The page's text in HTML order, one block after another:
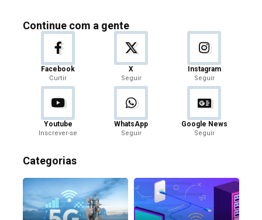
Continue com a gente
Facebook
Curtir
X
Seguir
Instagram
Seguir
Youtube
Inscrever-se
WhatsApp
Seguir
Google News
Seguir
Categorias